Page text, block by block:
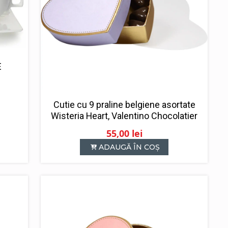
Cutie cu 9 praline belgiene asortate
Wisteria Heart, Valentino Chocolatier
55,00 lei
ADAUGĂ ÎN COȘ